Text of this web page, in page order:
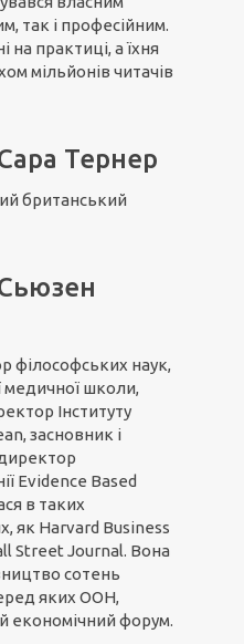
так і професійним.
на практиці, а їхня
мільйонів читачів
Тернер
британський
філософських наук,
медичної школи,
Інституту
засновник і
Evidence Based
в таких
як Harvard Business
Street Journal. Вона
сотень
яких ООН,
економічний форум.